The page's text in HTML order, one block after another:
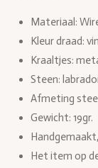
Materiaal:
Kleur draad:
Kraaltjes:
Steen:
Afmeting
Gewicht: 19gr.
Het item op